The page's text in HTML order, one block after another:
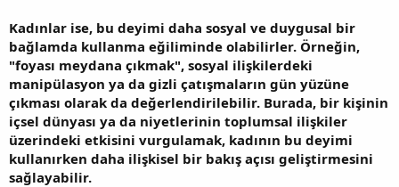
Kadınlar ise, bu deyimi daha sosyal ve duygusal bir
bağlamda kullanma eğiliminde olabilirler. Örneğin,
"foyası meydana çıkmak", sosyal ilişkilerdeki
manipülasyon ya da gizli çatışmaların gün yüzüne
çıkması olarak da değerlendirilebilir. Burada, bir kişinin
içsel dünyası ya da niyetlerinin toplumsal ilişkiler
üzerindeki etkisini vurgulamak, kadının bu deyimi
kullanırken daha ilişkisel bir bakış açısı geliştirmesini
sağlayabilir.